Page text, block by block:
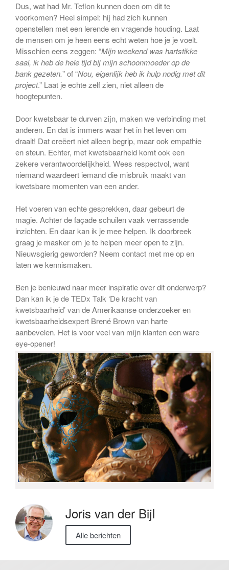
Dus, wat had Mr. Teflon kunnen doen om dit te
voorkomen? Heel simpel: hij had zich kunnen
openstellen met een lerende en vragende houding. Laat
de mensen om je heen eens echt weten hoe je je voelt.
Misschien eens zeggen: “Mijn weekend was hartstikke
saai, ik heb de hele tijd bij mijn schoonmoeder op de
bank gezeten.” of “Nou, eigenlijk heb ik hulp nodig met dit
project.” Laat je echte zelf zien, niet alleen de
hoogtepunten.
Door kwetsbaar te durven zijn, maken we verbinding met
anderen. En dat is immers waar het in het leven om
draait! Dat creëert niet alleen begrip, maar ook empathie
en steun. Echter, met kwetsbaarheid komt ook een
zekere verantwoordelijkheid. Wees respectvol, want
niemand waardeert iemand die misbruik maakt van
kwetsbare momenten van een ander.
Het voeren van echte gesprekken, daar gebeurt de
magie. Achter de façade schuilen vaak verrassende
inzichten. En daar kan ik je mee helpen. Ik doorbreek
graag je masker om je te helpen meer open te zijn.
Nieuwsgierig geworden? Neem contact met me op en
laten we kennismaken.
Ben je benieuwd naar meer inspiratie over dit onderwerp?
Dan kan ik jede TEDx Talk ‘De kracht van
kwetsbaarheid’van de Amerikaanse onderzoeker en
kwetsbaarheidsexpert Brené Brown van harte
aanbevelen. Het is voor veel van mijn klanten een ware
eye-opener!
Joris van der Bijl
Alle berichten